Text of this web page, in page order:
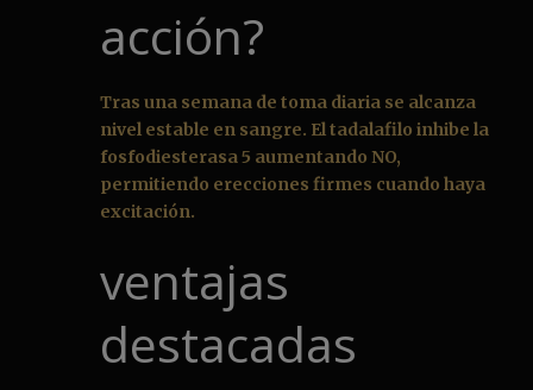
acción?
Tras una semana de toma diaria se alcanza
nivel estable en sangre. El tadalafilo inhibe la
fosfodiesterasa 5 aumentando NO,
permitiendo erecciones firmes cuando haya
excitación.
ventajas
destacadas